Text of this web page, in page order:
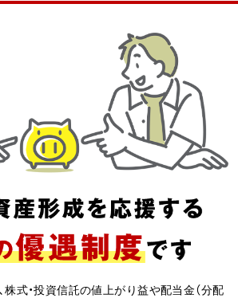
式・投資信託の値上がり益や配当金（分配